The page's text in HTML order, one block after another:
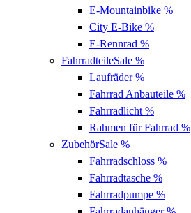
E-Mountainbike %
City E-Bike %
E-Rennrad %
FahrradteileSale %
Laufräder%
Fahrrad Anbauteile %
Fahrradlicht %
Rahmen für Fahrrad %
ZubehörSale %
Fahrradschloss %
Fahrradtasche %
Fahrradpumpe %